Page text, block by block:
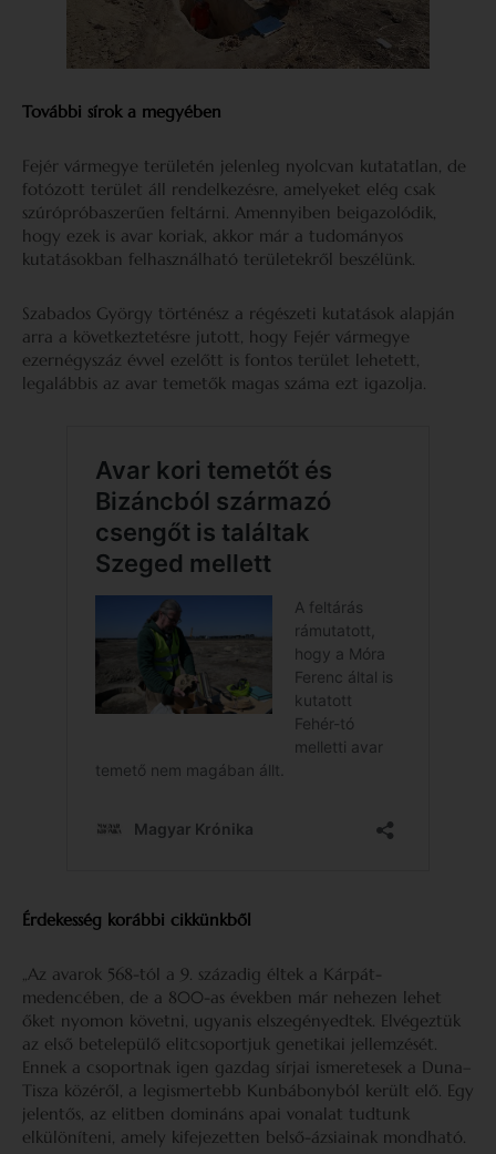
További sírok a megyében
Fejér vármegye területén jelenleg nyolcvan kutatatlan, de
fotózott terület áll rendelkezésre, amelyeket elég csak
szúrópróbaszerűen feltárni. Amennyiben beigazolódik,
hogy ezek is avar koriak, akkor már a tudományos
kutatásokban felhasználható területekről beszélünk.
Szabados György történész a régészeti kutatások alapján
arra a következtetésre jutott, hogy Fejér vármegye
ezernégyszáz évvel ezelőtt is fontos terület lehetett,
legalábbis az avar temetők magas száma ezt igazolja.
Érdekesség korábbi cikkünkből
„Az avarok 568-tól a 9. századig éltek a Kárpát-
medencében, de a 800-as években már nehezen lehet
őket nyomon követni, ugyanis elszegényedtek. Elvégeztük
az első betelepülő elitcsoportjuk genetikai jellemzését.
Ennek a csoportnak igen gazdag sírjai ismeretesek a Duna–
Tisza közéről, a legismertebb Kunbábonyból került elő. Egy
jelentős, az elitben domináns apai vonalat tudtunk
elkülöníteni, amely kifejezetten belső-ázsiainak mondható.